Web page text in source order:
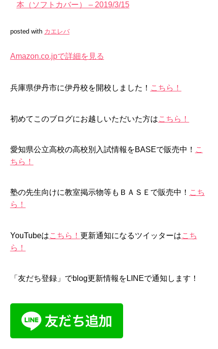
本（ソフトカバー） – 2019/3/15
posted with カエレバ
Amazon.co.jpで詳細を見る
兵庫県伊丹市に伊丹校を開校しました！ こちら！
初めてこのブログにお越しいただいた方はこちら！
愛知県公立高校の高校別入試情報をBASEで販売中！ こ
ちら！
塾の先生向けに教室掲示物等もＢＡＳＥで販売中！ こち
ら！
YouTubeはこちら！ 更新通知になるツイッターはこち
ら！
「友だち登録」でblog更新情報をLINEで通知します！